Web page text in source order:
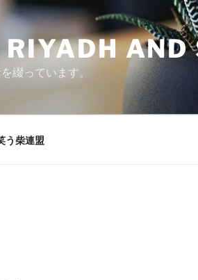
AND
綴っています。
う柴連盟